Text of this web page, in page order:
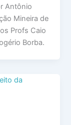
Antônio
Mineira de
Profs Caio
Borba.